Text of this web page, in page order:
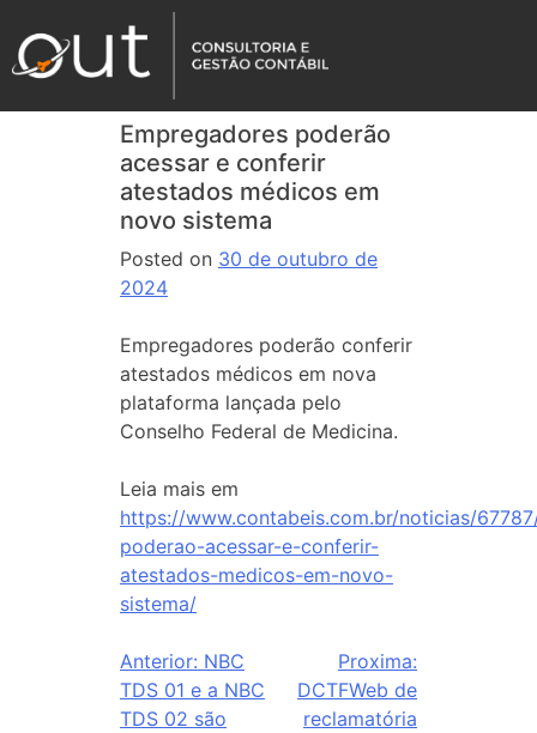
Empregadores poderão
acessar e conferir
atestados médicos em
novo sistema
Posted on 30 de outubro de
2024
Empregadores poderão conferir
atestados médicos em nova
plataforma lançada pelo
Conselho Federal de Medicina.
Leia mais em
https://www.contabeis.com.br/noticias/
poderao-acessar-e-conferir-
atestados-medicos-em-novo-
sistema/
Anterior: NBC
TDS 01 e a NBC
TDS 02 são
Proxima:
DCTFWeb de
reclamatória